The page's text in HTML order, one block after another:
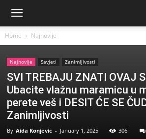
Home Najnovije
Najnovije Savjeti Zanimljivosti
SVI TREBAJU ZNATI OVAJ
Ubacite vlažnu maramicu u
perete veš i DESIT ĆE SE
Zanimljivosti
By Aida Konjevic - January 1, 2025 306